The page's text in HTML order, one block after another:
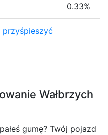
Wałbrzych
gumę? Twój pojazd
0.33%